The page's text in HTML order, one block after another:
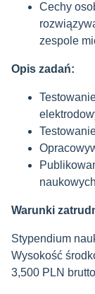
Cechy
zespole
Opis zadań:
T
Warunki
Stypendium
Wysokość
3,500 PLN brutto